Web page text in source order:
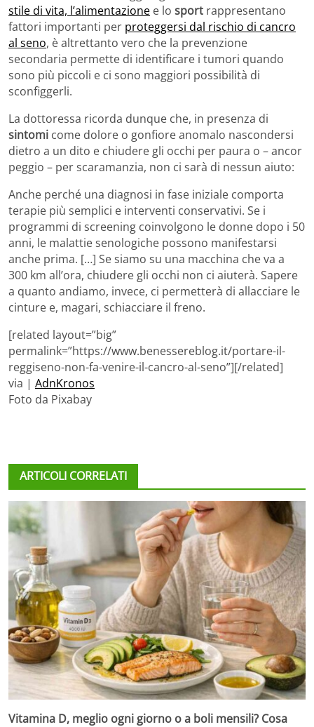
stile di vita, l’alimentazione e lo sport rappresentano
fattori importanti per proteggersi dal rischio di cancro
al seno, è altrettanto vero che la prevenzione
secondaria permette di identificare i tumori quando
sono più piccoli e ci sono maggiori possibilità di
sconfiggerli.
La dottoressa ricorda dunque che, in presenza di
sintomi come dolore o gonfiore anomalo nascondersi
dietro a un dito e chiudere gli occhi per paura o – ancor
peggio – per scaramanzia, non ci sarà di nessun aiuto:
Anche perché una diagnosi in fase iniziale comporta
terapie più semplici e interventi conservativi. Se i
programmi di screening coinvolgono le donne dopo i 50
anni, le malattie senologiche possono manifestarsi
anche prima. […] Se siamo su una macchina che va a
300 km all’ora, chiudere gli occhi non ci aiuterà. Sapere
a quanto andiamo, invece, ci permetterà di allacciare le
cinture e, magari, schiacciare il freno.
[related layout=”big”
permalink=”https://www.benessereblog.it/portare-il-
reggiseno-non-fa-venire-il-cancro-al-seno”][/related]
via | AdnKronos
Foto da Pixabay
ARTICOLI CORRELATI
Vitamina D, meglio ogni giorno o a boli mensili? Cosa